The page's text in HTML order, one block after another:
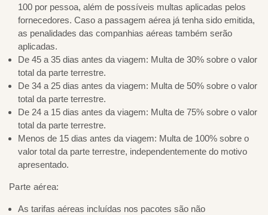
100 por pessoa, além de possíveis multas aplicadas pelos
fornecedores. Caso a passagem aérea já tenha sido emitida,
as penalidades das companhias aéreas também serão
aplicadas.
De 45 a 35 dias antes da viagem: Multa de 30% sobre o valor
total da parte terrestre.
De 34 a 25 dias antes da viagem: Multa de 50% sobre o valor
total da parte terrestre.
De 24 a 15 dias antes da viagem: Multa de 75% sobre o valor
total da parte terrestre.
Menos de 15 dias antes da viagem: Multa de 100% sobre o
valor total da parte terrestre, independentemente do motivo
apresentado.
Parte aérea:
As tarifas aéreas incluídas nos pacotes são não